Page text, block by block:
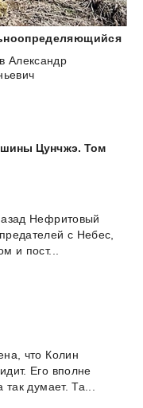
Александр
Цунчжэ. Том
Нефритовый
предателей с Небес,
и пост...
что Колин
Его вполне
так думает. Та...